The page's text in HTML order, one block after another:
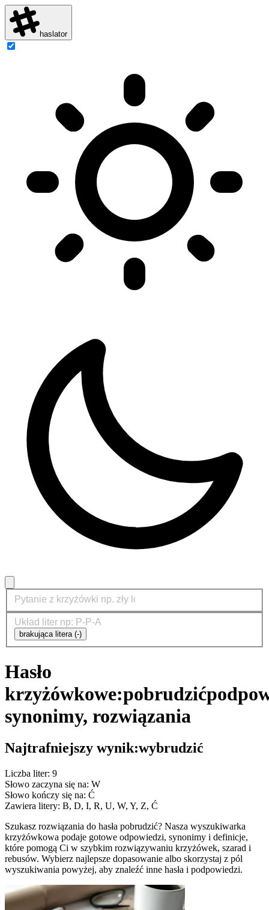
haslator
brakująca litera (-)
Hasło
krzyżówkowe:pobrudzić
synonimy, rozwiązania
Najtrafniejszy wynik:wybrudzić
Liczba liter: 9
Słowo zaczyna się na: W
Słowo kończy się na: Ć
Zawiera litery: B, D, I, R, U, W, Y, Z, Ć
Szukasz rozwiązania do hasła pobrudzić? Nasza wyszukiwarka
krzyżówkowa podaje gotowe odpowiedzi, synonimy i definicje,
które pomogą Ci w szybkim rozwiązywaniu krzyżówek, szarad i
rebusów. Wybierz najlepsze dopasowanie albo skorzystaj z pól
wyszukiwania powyżej, aby znaleźć inne hasła i podpowiedzi.